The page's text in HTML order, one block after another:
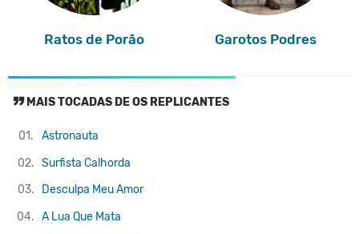
Ratos de Porão Garotos Podres
MAIS TOCADAS DE OS REPLICANTES
01.
Astronauta
02. Surfista Calhorda
03.
Desculpa Meu Amor
04. A Lua Que Mata